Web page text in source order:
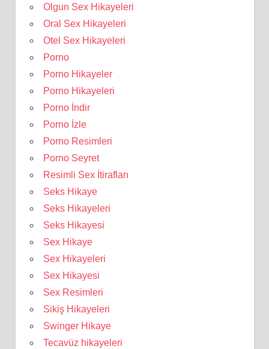
Olgun Sex Hikayeleri
Oral Sex Hikayeleri
Otel Sex Hikayeleri
Porno
Porno Hikayeler
Porno Hikayeleri
Porno İndir
Porno İzle
Porno Resimleri
Porno Seyret
Resimli Sex İtirafları
Seks Hikaye
Seks Hikayeleri
Seks Hikayesi
Sex Hikaye
Sex Hikayeleri
Sex Hikayesi
Sex Resimleri
Sikiş Hikayeleri
Swinger Hikaye
Tecavüz hikayeleri